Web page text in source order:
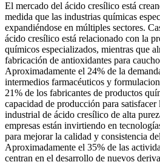
El mercado del ácido cresílico está
medida que las industrias químicas
expandiéndose en múltiples sectores.
ácido cresílico está relacionado con la
químicos especializados, mientras que
fabricación de antioxidantes para
Aproximadamente el 24% de la
intermedios farmacéuticos y
21% de los fabricantes de productos
capacidad de producción para satisfacer
industrial de ácido cresílico de alta
empresas están invirtiendo en
para mejorar la calidad y consistencia
Aproximadamente el 35% de las
centran en el desarrollo de nuevos